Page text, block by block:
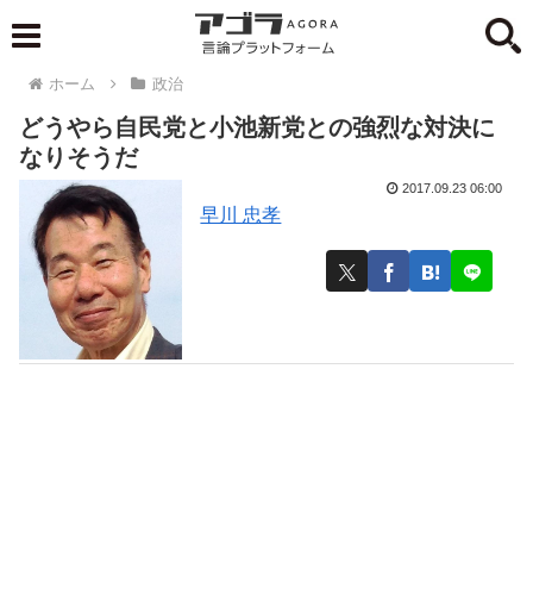
ホーム 政治
どうやら自民党と小池新党との強烈な対決に
なりそうだ
早川 忠孝
2017.09.23 06:00